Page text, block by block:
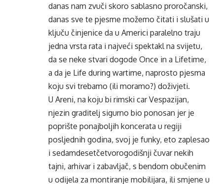
danas nam zvuči skoro sablasno proročanski,
danas sve te pjesme možemo čitati i slušati u
ključu činjenice da u Americi paralelno traju
jedna vrsta rata i najveći spektakl na svijetu,
da se neke stvari dogode Once in a Lifetime,
a da je Life during wartime, naprosto pjesma
koju svi trebamo (ili moramo?) doživjeti.
U Areni, na koju bi rimski car Vespazijan,
njezin graditelj sigurno bio ponosan jer je
poprište ponajboljih koncerata u regiji
posljednih godina, svoj je funky, eto zaplesao
i sedamdesetčetvorogodišnji čuvar nekih
tajni, arhivar i zabavljač, s bendom obučenim
u odijela za montiranje mobilijara, ili smjene u